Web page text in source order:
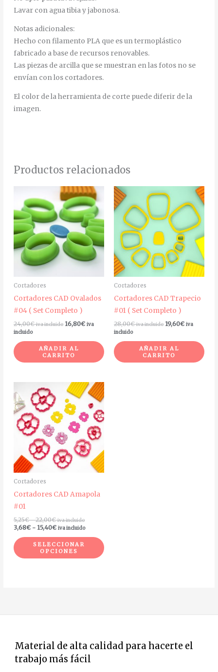
Lavar con agua tibia y jabonosa.
Notas adicionales:
Hecho con filamento PLA que es un termoplástico
fabricado a base de recursos renovables.
Las piezas de arcilla que se muestran en las fotos no se
envían con los cortadores.
El color de la herramienta de corte puede diferir de la
imagen.
Productos relacionados
Cortadores
Cortadores CAD Ovalados
#04 ( Set Completo )
24,00€ iva incluido 16,80€ iva
incluido
AÑADIR AL
CARRITO
Cortadores
Cortadores CAD Trapecio
#01 ( Set Completo )
28,00€ iva incluido 19,60€ iva
incluido
AÑADIR AL
CARRITO
Cortadores
Cortadores CAD Amapola
#01
5,25€ - 22,00€
Rango
precios:
desde
5,25€
hasta
22,00€
iva incluido
3,68€ - 15,40€
Rango
precios:
desde
3,68€
hasta
15,40€
iva incluido
SELECCIONAR
OPCIONES
Este
producto
tiene
Las
opciones
se
de
Material de alta calidad para hacerte el
trabajo más fácil